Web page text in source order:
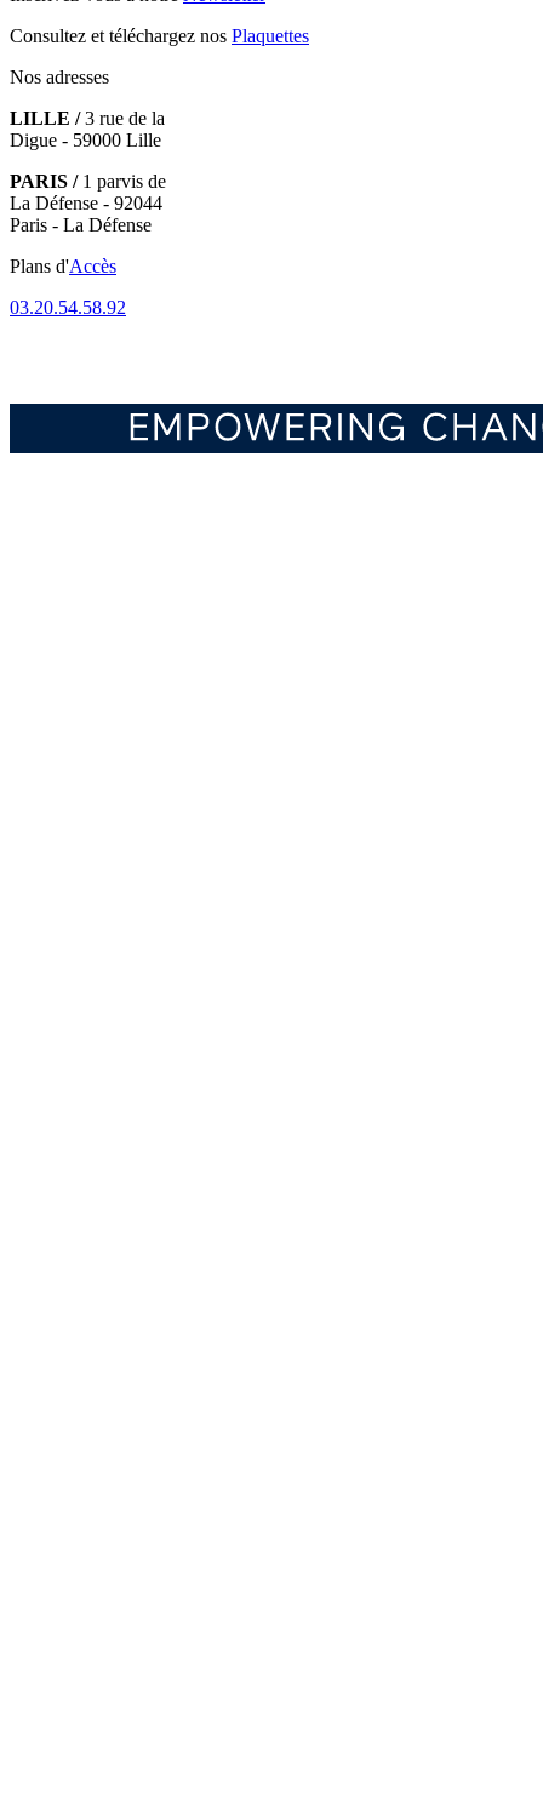
Consultez et téléchargez nos Plaquettes
Nos adresses
LILLE /3 rue de la
Digue - 59000 Lille
PARIS /1 parvis de
La Défense - 92044
Paris - La Défense
Plans d'Accès
03.20.54.58.92